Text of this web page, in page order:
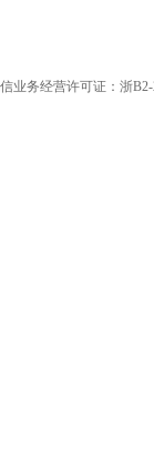
业务经营许可证：浙